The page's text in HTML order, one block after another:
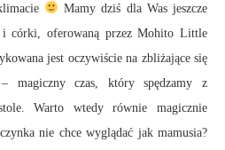
Mamy dziś dla Was jeszcze
córki, oferowaną przez Mohito Little
jest oczywiście na zbliżające się
magiczny czas, który spędzamy z
Warto wtedy równie magicznie
nie chce wyglądać jak mamusia?